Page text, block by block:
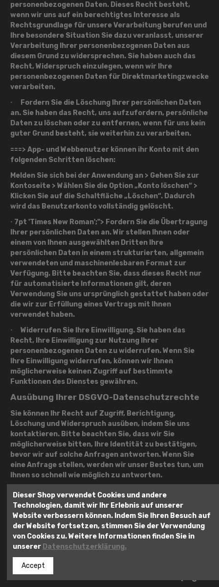
personenbezogenen Daten. Dieses Recht besteht,
wenn wir uns auf ein berechtigtes Interesse als
Rechtsgrundlage für unsere Verarbeitung berufen und
Ihre besondere Situation Sie dazu veranlasst, unserer
Verarbeitung Ihrer personenbezogenen Daten aus
diesem Grund zu widersprechen. Sie haben auch das
Recht, Widerspruch einzulegen, wenn wir Ihre
personenbezogenen Daten für Direktmarketingzwecke
verarbeiten.
·
Fordern Sie die Löschung Ihrer persönlichen Daten
an. Sie haben das Recht, uns aufzufordern, persönliche
Daten zu löschen oder zu entfernen, wenn für uns kein
guter Grund besteht, sie weiterhin zu verarbeiten.
===> App- und Webbenutzer können ihr Konto mit den
folgenden Schritten löschen:
Melden Sie sich bei der Anwendung an > Gehen Sie zur
Kontoseite > Wählen Sie die Option „Konto löschen“ >
Klicken Sie auf die Schaltfläche „Löschen“. Dadurch
wird das Benutzerkonto vollständig gelöscht.
· 7pt 'Times New Roman';"> Fordern Sie die Übertragung
Ihrer persönlichen Daten an.Wir stellen Ihnen oder
einem von Ihnen ausgewählten Dritten Ihre
persönlichen Daten in einem strukturierten, allgemein
verwendeten und maschinenlesbaren Format zur
Verfügung. Bitte beachten Sie, dass dieses Recht nur
für automatisierte Informationen gilt, deren
Verwendung Sie uns ursprünglich gestattet haben oder
die wir zur Erfüllung eines Vertrags mit Ihnen
verwendet haben.
· Widerrufen Sie Ihre Einwilligung. Sie haben das
Recht, Ihre Einwilligung zur Nutzung Ihrer
personenbezogenen Daten zu widerrufen. Wenn Sie
Ihre Einwilligung widerrufen, können wir Ihnen
möglicherweise keinen Zugriff auf bestimmte
Funktionen des Dienstes gewähren.
Ausübung Ihrer DSGVO-Datenschutzrechte
Sie können Ihr Recht auf Zugriff, Berichtigung,
Löschung und Widerspruch ausüben, indem Sie uns
kontaktieren. Bitte beachten Sie, dass wir Sie
möglicherweise bitten, Ihre Identität zu bestätigen,
bevor wir auf solche Anfragen antworten. Wenn Sie
eine Anfrage stellen, werden wir unser Bestes tun, um
Ihnen so schnell wie möglich zu antworten.
Sie haben das Recht, bei einer Datenschutzbehörde
Beschwerde über unsere Erhebung und Verwendung
Ihrer personenbezogenen Daten einzulegen. Wenn Sie
sich im Europäischen Wirtschaftsraum (EWR) befinden,
wenden Sie sich für weitere Informationen bitte an
Ihre lokale Datenschutzbehörde im EWR.
Facebook-Fanseite
Verantwortlicher für die Facebook-Fanpage
Dieser Shop verwendet Cookies und andere
Technologien, damit wir Ihr Erlebnis auf unserer
Website verbessern können. Indem Sie Ihren Besuch auf
der Website fortsetzen, stimmen Sie der Verwendung
von Cookies zu. Weitere Informationen finden Sie in
unserer Datenschutzerklärung.
Accept